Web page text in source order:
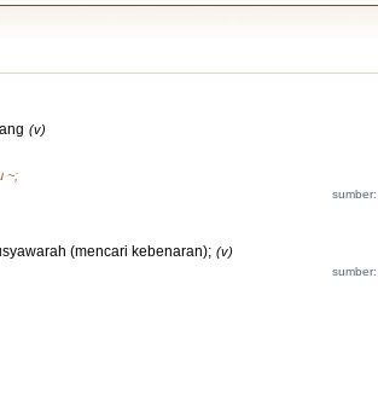
(v)
~;
(mencari kebenaran); (v)